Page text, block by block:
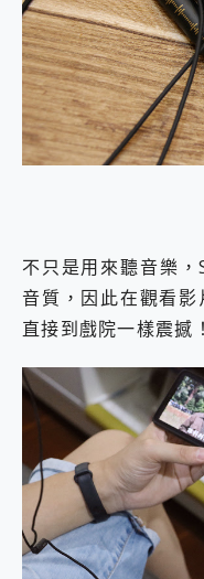
不只是用來聽音樂
音質，因此在觀看
直接到戲院一樣震撼！